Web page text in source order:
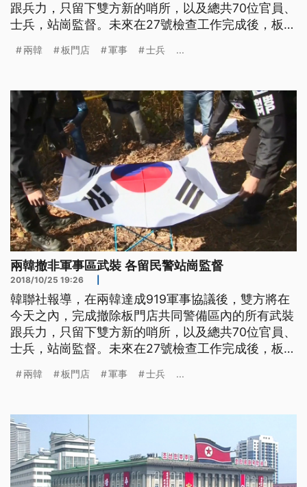
跟兵力，只留下雙方新的哨所，以及總共70位官員、
士兵，站崗監督。未來在27號檢查工作完成後，板門
觀光往來。 南韓士兵們，在黃色封鎖線圍出的區域
放進箱子內，這些是在1950年到1953年的韓戰中，
在非軍事區DMZ、犧
兩韓 板門店 軍事 士兵 ...
兩韓撤非軍事區武裝 各留民警站崗監督
2018/10/25 19:26
韓聯社報導，在兩韓達成919軍事協議後，雙方將在
今天之內，完成撤除板門店共同警備區內的所有武裝
跟兵力，只留下雙方新的哨所，以及總共70位官員、
士兵，站崗監督。未來在27號檢查工作完成後，板門
觀光往來。 南韓士兵們，在黃色封鎖線圍出的區域
放進箱子內，這些是在1950年到1953年的韓戰中，
在非軍事區DMZ、犧
兩韓 板門店 軍事 士兵 ...